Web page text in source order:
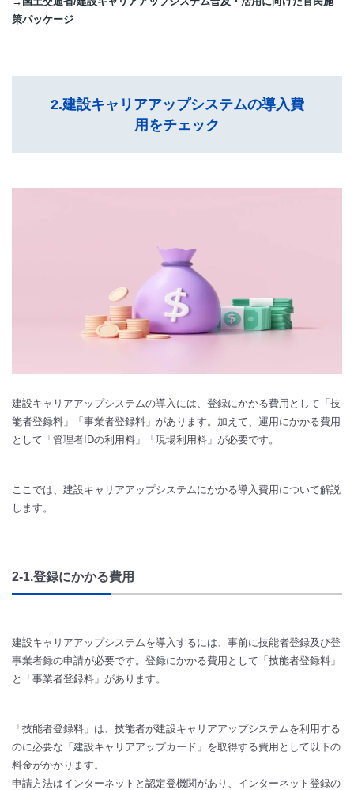
策パッケージ
2.建設キャリアアップシステムの導入費
用をチェック
建設キャリアアップシステムの導入には、登録にかかる費用として「技
能者登録料」「事業者登録料」があります。加えて、運用にかかる費用
として「管理者IDの利用料」「現場利用料」が必要です。
ここでは、建設キャリアアップシステムにかかる導入費用について解説
します。
2-1.登録にかかる費用
建設キャリアアップシステムを導入するには、事前に技能者登録及び登
事業者録の申請が必要です。登録にかかる費用として「技能者登録料」
と「事業者登録料」があります。
「技能者登録料」は、技能者が建設キャリアアップシステムを利用する
のに必要な「建設キャリアアップカード」を取得する費用として以下の
料金がかかります。
申請方法はインターネットと認定登機関があり、インターネット登録の